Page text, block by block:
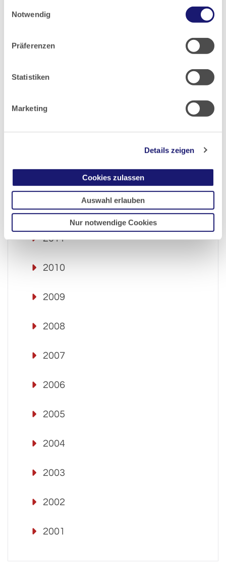
Notwendig
Präferenzen
Statistiken
Marketing
Details zeigen
Cookies zulassen
Auswahl erlauben
Nur notwendige Cookies
2012
2011
2010
2009
2008
2007
2006
2005
2004
2003
2002
2001